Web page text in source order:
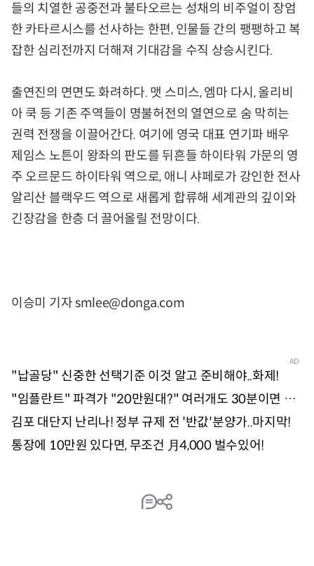
들의 치열한 공중전과 불타오르는 성채의 비주얼이 장엄
한 카타르시스를 선사하는 한편, 인물들 간의 팽팽하고 복
잡한 심리전까지 더해져 기대감을 수직 상승시킨다.
출연진의 면면도 화려하다. 맷 스미스, 엠마 다시, 올리비
아 쿡 등 기존 주역들이 명불허전의 열연으로 숨 막히는
권력 전쟁을 이끌어간다. 여기에 영국 대표 연기파 배우
제임스 노튼이 왕좌의 판도를 뒤흔들 하이타워 가문의 영
주 오르문드 하이타워 역으로, 애니 샤페로가 강인한 전사
알리산 블랙우드 역으로 새롭게 합류해 세계관의 깊이와
긴장감을 한층 더 끌어올릴 전망이다.
이승미 기자 smlee@donga.com